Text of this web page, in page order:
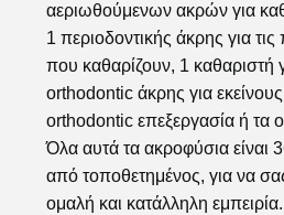
αεριωθούμενων ακρών για
1 περιοδοντικής άκρης για τις
που καθαρίζουν, 1
orthodontic άκρης για
orthodontic επεξεργασία ή τα
Όλα αυτά τα ακροφύσια είναι
από τοποθετημένος, για να
ομαλή και κατάλληλη εμπειρία.